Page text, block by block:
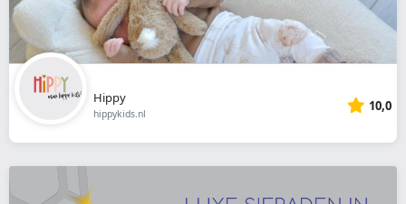
Hippy
hippykids.nl 10,0